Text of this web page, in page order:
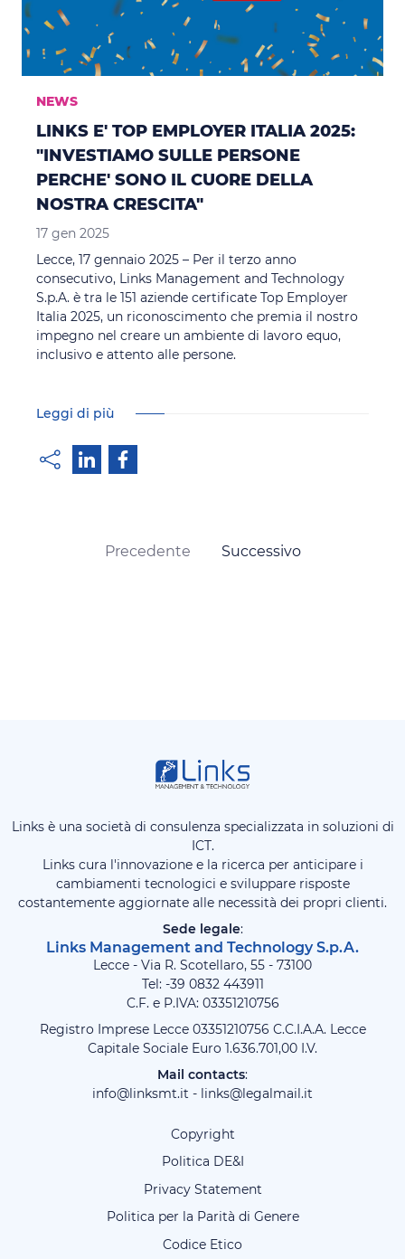
NEWS
LINKS E' TOP EMPLOYER ITALIA 2025:
"INVESTIAMO SULLE PERSONE
PERCHE' SONO IL CUORE DELLA
NOSTRA CRESCITA"
17 gen 2025
Lecce, 17 gennaio 2025 – Per il terzo anno
consecutivo, Links Management and Technology
S.p.A. è tra le 151 aziende certificate Top Employer
Italia 2025, un riconoscimento che premia il nostro
impegno nel creare un ambiente di lavoro equo,
inclusivo e attento alle persone.
Leggi di più
Precedente Successivo
Links è una società di consulenza specializzata in soluzioni di
ICT.
Links cura l'innovazione e la ricerca per anticipare i
cambiamenti tecnologici e sviluppare risposte
costantemente aggiornate alle necessità dei propri clienti.
Sede legale:
Links Management and Technology S.p.A.
Lecce - Via R. Scotellaro, 55 - 73100
Tel: -39 0832 443911
C.F. e P.IVA: 03351210756
Registro Imprese Lecce 03351210756 C.C.I.A.A. Lecce
Capitale Sociale Euro 1.636.701,00 I.V.
Mail contacts:
info@linksmt.it - links@legalmail.it
Copyright
Politica DE&I
Privacy Statement
Politica per la Parità di Genere
Codice Etico